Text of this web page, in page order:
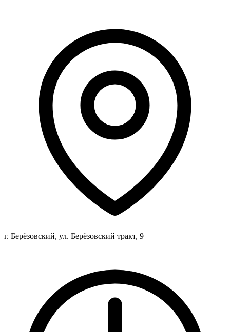
г. Берёзовский, ул. Берёзовский тракт, 9